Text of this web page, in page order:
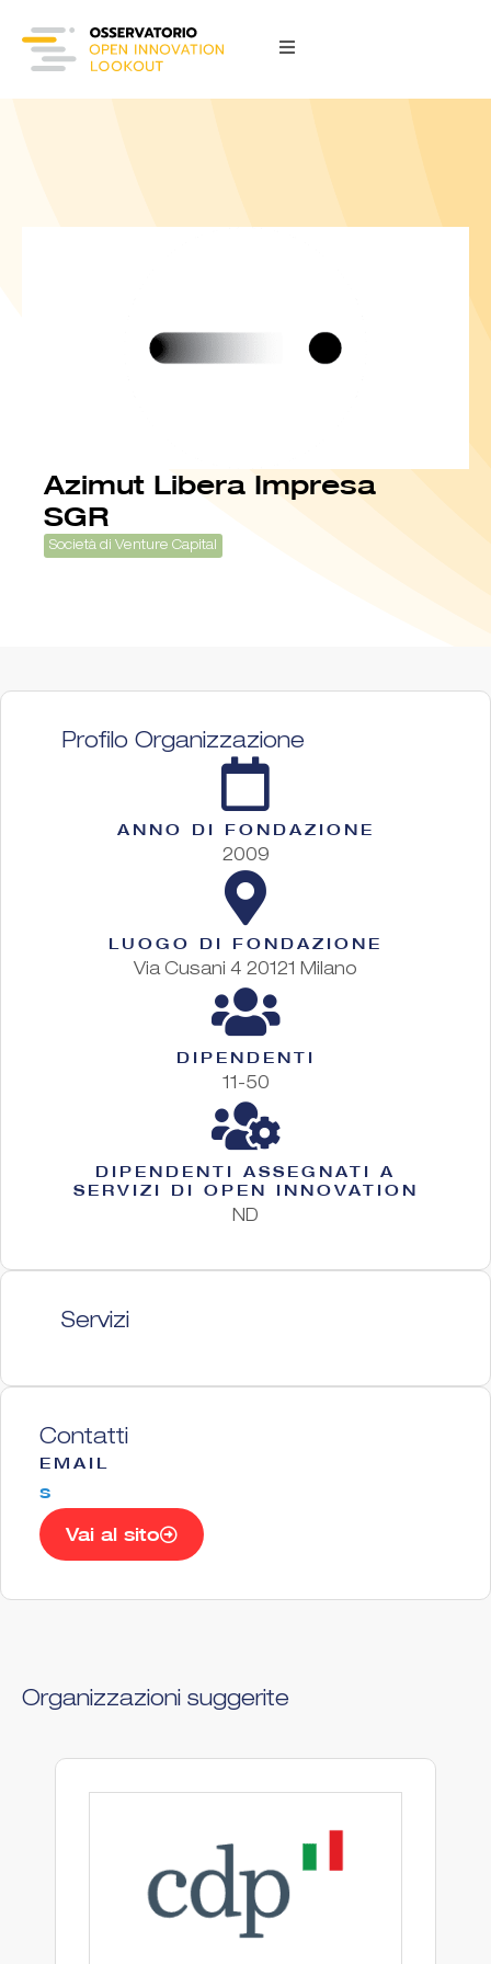
Azimut Libera Impresa
SGR
Società di Venture Capital
Profilo Organizzazione
ANNO DI FONDAZIONE
2009
LUOGO DI FONDAZIONE
Via Cusani 4 20121 Milano
DIPENDENTI
11-50
DIPENDENTI ASSEGNATI A
SERVIZI DI OPEN INNOVATION
ND
Servizi
Contatti
EMAIL
s
Vai al sito
Organizzazioni suggerite